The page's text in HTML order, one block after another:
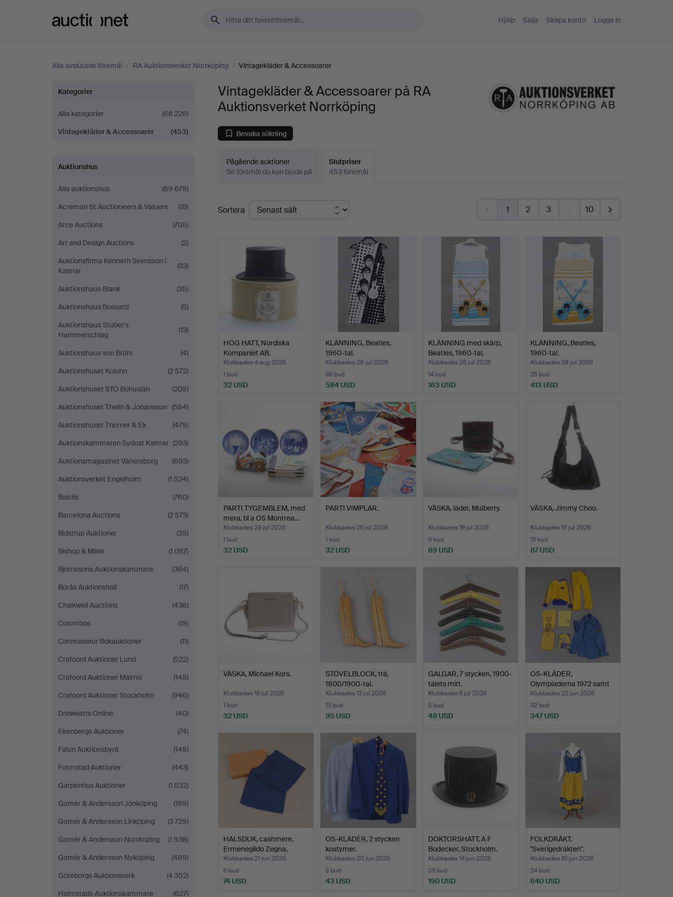
Hjälp Sälja Skapa konto Logga in
Alla avslutade föremål / RA Auktionsverket Norrköping / Vintagekläder & Accessoarer
Vintagekläder
&
Accessoarer
på
RA
Auktionsverket
Norrköping
Kategorier
Alla kategorier
(68 226)
Vintagekläder & Accessoarer
(453)
Auktionshus
Alla auktionshus
(69 679)
Acreman St Auctioneers & Valuers
(18)
Arce Auctions
(705)
Art and Design Auctions
(2)
Auktionsfirma Kenneth Svensson i
Kalmar
(33)
Auktionshaus Blank
(35)
Auktionshaus Bossard
(5)
Auktionshaus Stuber's
Hammerschlag
(13)
Auktionshaus von Brühl
(4)
Auktionshuset Kolonn
(2 572)
Auktionshuset STO Bohuslän
(209)
Auktionshuset Thelin & Johansson (564)
Auktionshuset Thörner & Ek
(479)
Auktionskammaren Sydost Kalmar (293)
Auktionsmagasinet Vänersborg
(693)
Auktionsverket Engelholm
(1 524)
Balclis
(760)
Barcelona Auctions
(2 573)
Bidstrup Auktioner
(35)
Bishop & Miller
(1 087)
Björnssons Auktionskammare
(364)
Borås Auktionshall
(17)
Chalkwell Auctions
(436)
Colombos
(19)
Connoisseur Bokauktioner
(11)
Crafoord Auktioner Lund
(522)
Crafoord Auktioner Malmö
(145)
Crafoord Auktioner Stockholm
(946)
Dreweatts Online
(40)
Ekenbergs Auktioner
(74)
Falun Auktionsbyrå
(149)
Formstad Auktioner
(443)
Garpenhus Auktioner
(1 532)
Gomér & Andersson Jönköping
(199)
Gomér & Andersson Linköping
(3 729)
Gomér & Andersson Norrköping
(1 938)
Gomér & Andersson Nyköping
(499)
Göteborgs Auktionsverk
(4 352)
Halmstads Auktionskammare
(627)
Vintagekläder & Accessoarer på RA
Auktionsverket Norrköping
Bevaka sökning
Pågående auktioner
Se föremål du kan bjuda på
Slutpriser
453 föremål
Slutpriser
Sortera 1 2 3 … 10
HÖG HATT, Nordiska
Kompaniet AB.
Klubbades 4 aug 2026
1 bud
32 USD
KLÄNNING, Beatles,
1960-tal.
Klubbades 28 jul 2026
39 bud
584 USD
KLÄNNING med skärp,
Beatles, 1960-tal.
Klubbades 28 jul 2026
14 bud
163 USD
KLÄNNING, Beatles,
1960-tal.
Klubbades 28 jul 2026
25 bud
413 USD
PARTI TYGEMBLEM, med
mera, bl a OS Montrea…
Klubbades 26 jul 2026
1 bud
32 USD
PARTI VIMPLAR.
Klubbades 26 jul 2026
1 bud
32 USD
VÄSKA, läder, Mulberry.
Klubbades 19 jul 2026
9 bud
69 USD
VÄSKA, Jimmy Choo.
Klubbades 19 jul 2026
13 bud
87 USD
VÄSKA, Michael Kors.
Klubbades 19 jul 2026
1 bud
32 USD
STÖVELBLOCK, trä,
1800/1900-tal.
Klubbades 13 jul 2026
13 bud
95 USD
GALGAR, 7 stycken, 1900-
talets mitt.
Klubbades 6 jul 2026
5 bud
48 USD
OS-KLÄDER,
Olympiaderna 1972 samt
1976.
Klubbades 22 jun 2026
32 bud
347 USD
HALSDUK, cashmere,
Ermenegildo Zegna,
Lane…
Klubbades 21 jun 2026
6 bud
74 USD
OS-KLÄDER, 2 stycken
kostymer.
Klubbades 20 jun 2026
3 bud
43 USD
DOKTORSHATT, A F
Bodecker, Stockholm.
Klubbades 14 jun 2026
25 bud
190 USD
FOLKDRÄKT,
"Sverigedräkten".
Klubbades 10 jun 2026
24 bud
640 USD